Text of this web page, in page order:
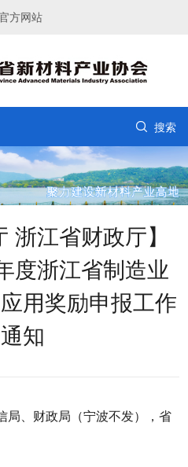
方网站
 搜索
浙江省财政厅】
度浙江省制造业
用奖励申报工作
知
局、财政局（宁波不发），省